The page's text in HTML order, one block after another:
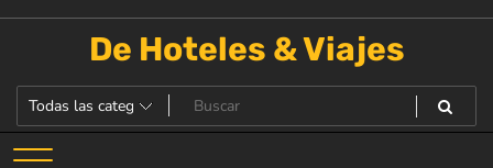
De Hoteles & Viajes